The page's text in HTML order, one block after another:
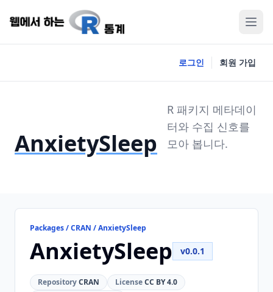
로그인 회원 가입
AnxietySleep
R 패키지 메타데이
터와 수집 신호를
모아 봅니다.
Packages / CRAN / AnxietySleep
AnxietySleep v0.0.1
RepositoryCRAN LicenseCC BY 4.0